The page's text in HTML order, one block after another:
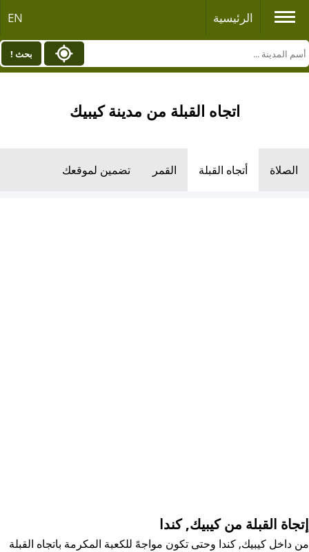
الرئيسية EN
بحث !
اتجاه القبلة من مدينة كيبيك
الصلاة أتجاه القبلة القمر تضمين لموقعك
إتجاة القبلة من كيبيك, كندا
من داخل كيبيك, كندا وحتى تكون مواجهً للكعبة المكرمة باتجاه القبلة